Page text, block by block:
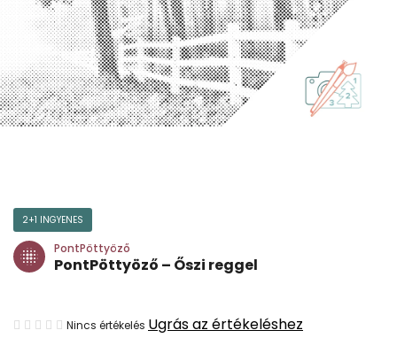
2+1 INGYENES
PontPöttyöző
PontPöttyöző – Őszi reggel
A
Nincs értékelés Ugrás az értékeléshez